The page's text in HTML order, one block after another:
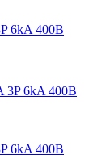
6kA 400В
6kA 400В